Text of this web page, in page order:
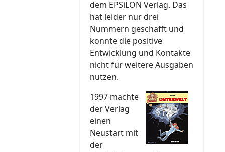
dem EPSiLON Verlag. Das
hat leider nur drei
Nummern geschafft und
konnte die positive
Entwicklung und Kontakte
nicht für weitere Ausgaben
nutzen.
1997 machte
der Verlag
einen
Neustart mit
der